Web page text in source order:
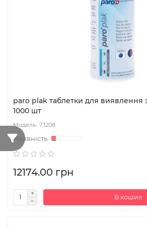
paro plak таблетки для виявлення
1000 шт
7.1208
12174.00 грн
В кошик